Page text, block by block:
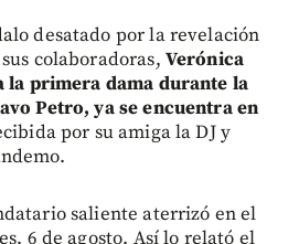
desatado por la revelación
colaboradoras, Verónica
la primera dama durante la
Petro, ya se encuentra en
por su amiga la DJ y
saliente aterrizó en el
6 de agosto. Así lo relató el